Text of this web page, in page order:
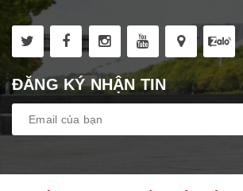
ĐĂNG KÝ NHẬN TIN